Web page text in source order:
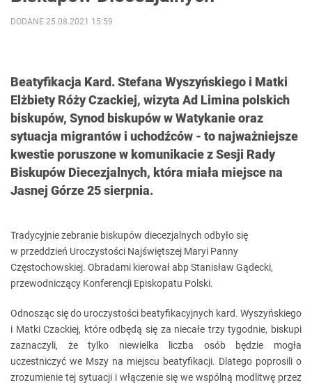
Beatyfikacja Kard. Stefana Wyszyńskiego i Matki
Elżbiety Róży Czackiej, wizyta Ad Limina polskich
biskupów, Synod biskupów w Watykanie oraz
sytuacja migrantów i uchodźców - to najważniejsze
kwestie poruszone w komunikacie z Sesji Rady
Biskupów Diecezjalnych, która miała miejsce na
Jasnej Górze 25 sierpnia.
DODANE 25.08.2021 15:59
Tradycyjnie zebranie biskupów diecezjalnych odbyło się
w przeddzień Uroczystości Najświętszej Maryi Panny
Częstochowskiej. Obradami kierował abp Stanisław Gądecki,
przewodniczący Konferencji Episkopatu Polski.
Odnosząc się do uroczystości beatyfikacyjnych kard. Wyszyńskiego
i Matki Czackiej, które odbędą się za niecałe trzy tygodnie, biskupi
zaznaczyli, że tylko niewielka liczba osób będzie mogła
uczestniczyć we Mszy na miejscu beatyfikacji. Dlatego poprosili o
zrozumienie tej sytuacji i włączenie się we wspólną modlitwę przez